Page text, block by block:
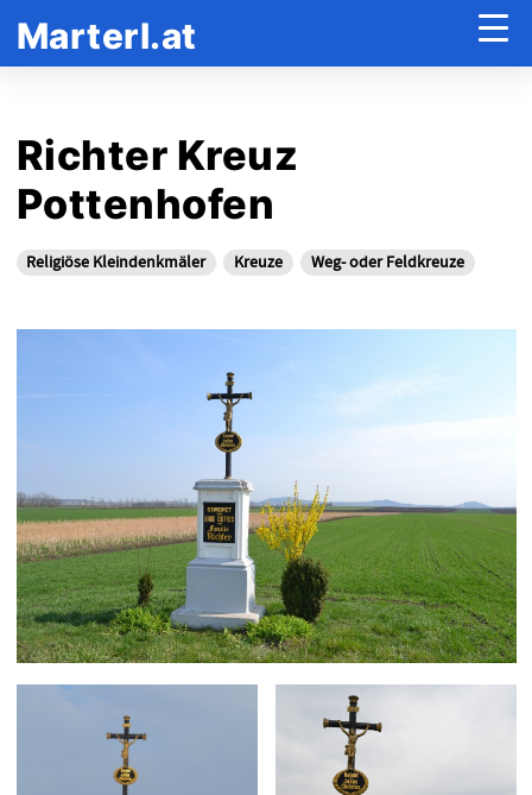
Marterl.at
Richter Kreuz
Pottenhofen
Religiöse Kleindenkmäler Kreuze Weg- oder Feldkreuze